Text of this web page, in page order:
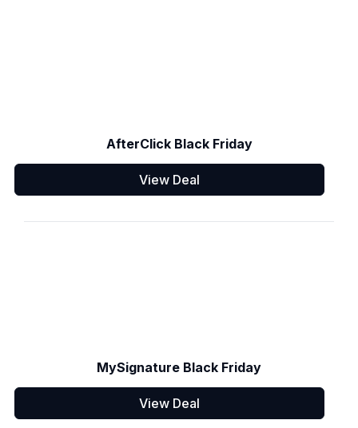
AfterClick Black Friday
View Deal
MySignature Black Friday
View Deal